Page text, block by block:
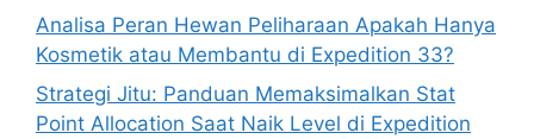
Analisa Peran Hewan Peliharaan Apakah Hanya
Kosmetik atau Membantu di Expedition 33?
Strategi Jitu: Panduan Memaksimalkan Stat
Point Allocation Saat Naik Level di Expedition